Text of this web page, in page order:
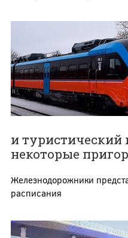
и туристический
некоторые
Железнодорожники
расписания